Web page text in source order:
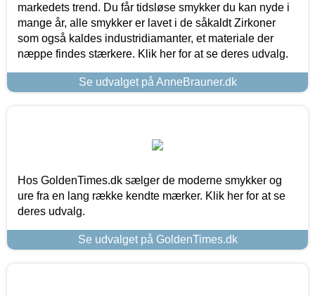
markedets trend. Du får tidsløse smykker du kan nyde i
mange år, alle smykker er lavet i de såkaldt Zirkoner
som også kaldes industridiamanter, et materiale der
næppe findes stærkere. Klik her for at se deres udvalg.
Se udvalget på AnneBrauner.dk
Hos GoldenTimes.dk sælger de moderne smykker og
ure fra en lang række kendte mærker. Klik her for at se
deres udvalg.
Se udvalget på GoldenTimes.dk